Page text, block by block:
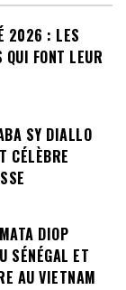
2026 : LES
QUI FONT LEUR
SY DIALLO
CÉLÈBRE
DIOP
SÉNÉGAL ET
AU VIETNAM